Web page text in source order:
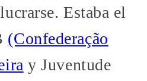
Estaba el
(Confederação
y Juventude